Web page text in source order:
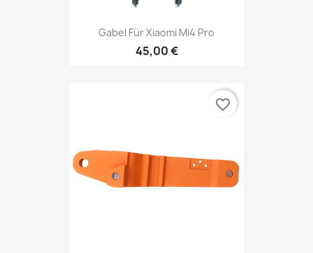
Gabel Für Xiaomi Mi4 Pro
45,00 €
favorite_border